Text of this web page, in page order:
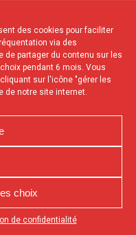
des cookies pour faciliter
via des
de partager du contenu sur les
pendant 6 mois. Vous
sur l'icône "gérer les
de notre site internet.
choix
de confidentialité
votre